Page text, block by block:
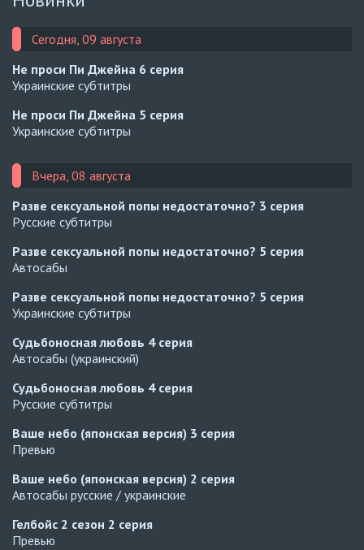
Сегодня, 09 августа
Не проси Пи Джейна 6 серия
Украинские субтитры
Не проси Пи Джейна 5 серия
Украинские субтитры
Вчера, 08 августа
Разве сексуальной попы недостаточно? 3 серия
Русские субтитры
Разве сексуальной попы недостаточно? 5 серия
Автосабы
Разве сексуальной попы недостаточно? 5 серия
Украинские субтитры
Судьбоносная любовь 4 серия
Автосабы (украинский)
Судьбоносная любовь 4 серия
Русские субтитры
Ваше небо (японская версия) 3 серия
Превью
Ваше небо (японская версия) 2 серия
Автосабы русские / украинские
Гелбойс 2 сезон 2 серия
Превью